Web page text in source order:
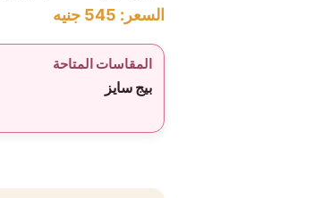
السعر: 545 جنيه
المقاسات المتاحة
بيج سايز